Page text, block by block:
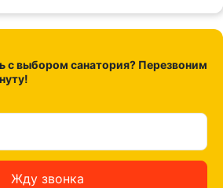
с выбором санатория? Перезвоним
Жду звонка